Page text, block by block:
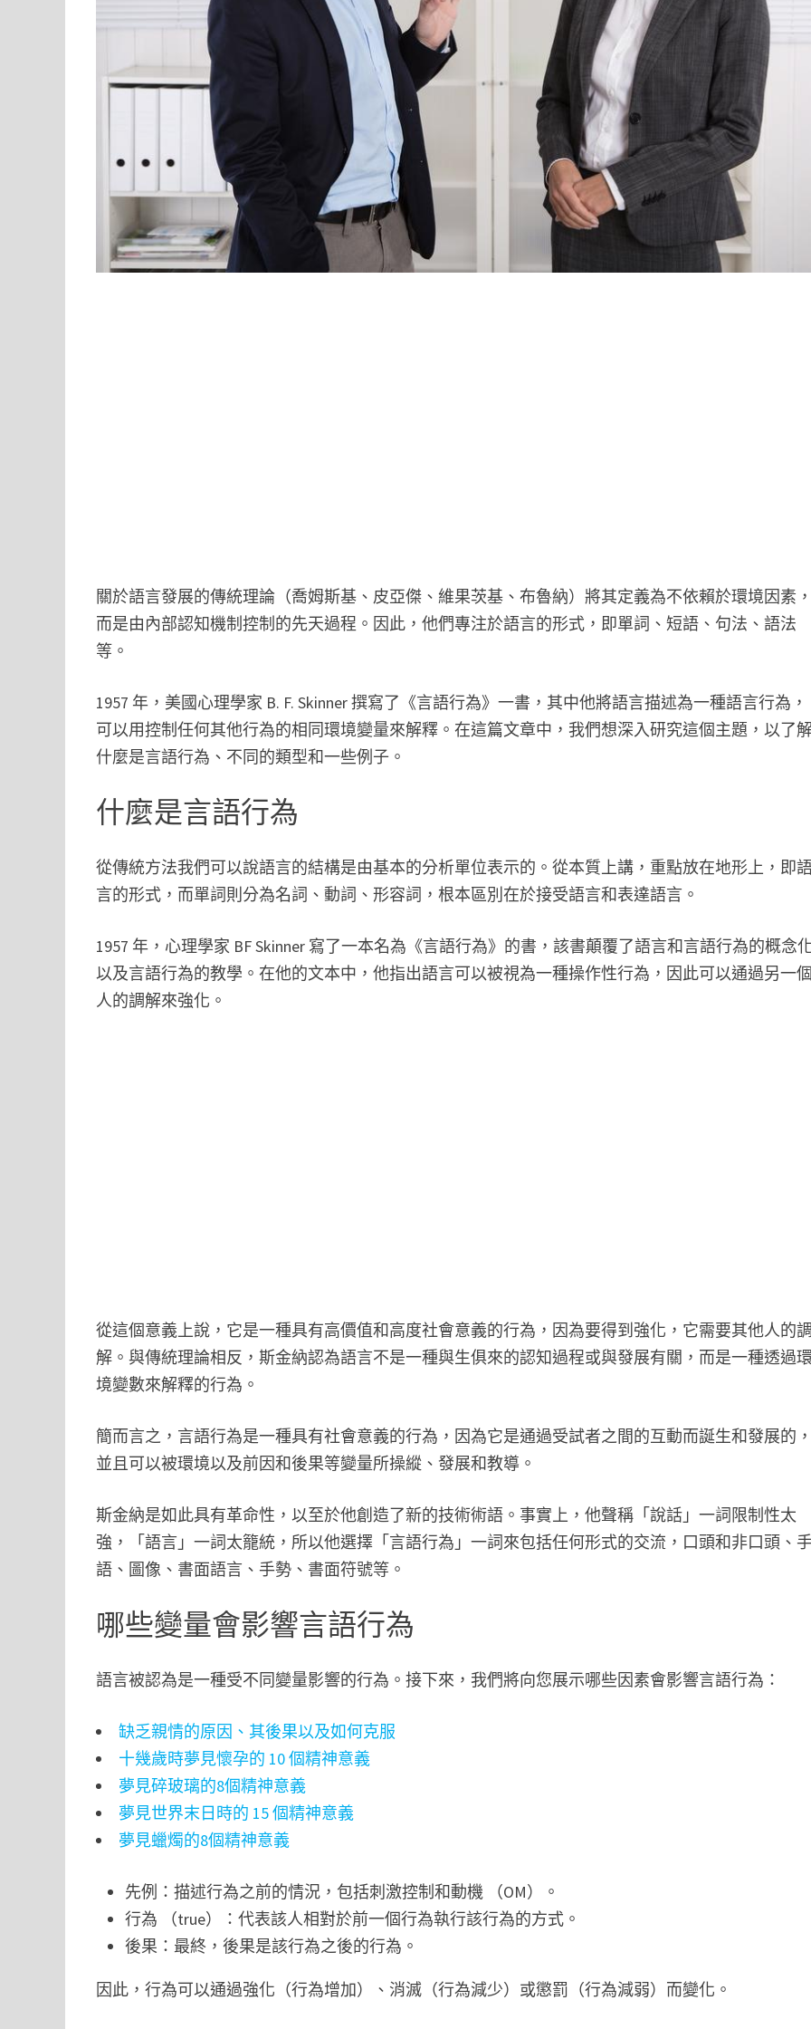
關於語言發展的傳統理論（喬姆斯基、皮亞傑、維果茨基、布魯納）將其定義為不依賴於環境因素，
而是由內部認知機制控制的先天過程。因此，他們專注於語言的形式，即單詞、短語、句法、語法
等。
1957 年，美國心理學家 B. F. Skinner 撰寫了《言語行為》一書，其中他將語言描述為一種語言行為，
可以用控制任何其他行為的相同環境變量來解釋。在這篇文章中，我們想深入研究這個主題，以了
什麼是言語行為、不同的類型和一些例子。
什麼是言語行為
從傳統方法我們可以說語言的結構是由基本的分析單位表示的。從本質上講，重點放在地形上，即
言的形式，而單詞則分為名詞、動詞、形容詞，根本區別在於接受語言和表達語言。
1957 年，心理學家 BF Skinner 寫了一本名為《言語行為》的書，該書顛覆了語言和言語行為的概念
以及言語行為的教學。在他的文本中，他指出語言可以被視為一種操作性行為，因此可以通過另一個
人的調解來強化。
從這個意義上說，它是一種具有高價值和高度社會意義的行為，因為要得到強化，它需要其他人的調
解。與傳統理論相反，斯金納認為語言不是一種與生俱來的認知過程或與發展有關，而是一種透過環
境變數來解釋的行為。
簡而言之，言語行為是一種具有社會意義的行為，因為它是通過受試者之間的互動而誕生和發展的，
並且可以被環境以及前因和後果等變量所操縱、發展和教導。
斯金納是如此具有革命性，以至於他創造了新的技術術語。事實上，他聲稱「說話」一詞限制性太
強，「語言」一詞太籠統，所以他選擇「言語行為」一詞來包括任何形式的交流，口頭和非口頭、
語、圖像、書面語言、手勢、書面符號等。
哪些變量會影響言語行為
語言被認為是一種受不同變量影響的行為。接下來，我們將向您展示哪些因素會影響言語行為：
缺乏親情的原因、其後果以及如何克服
十幾歲時夢見懷孕的 10 個精神意義
夢見碎玻璃的8個精神意義
夢見世界末日時的 15 個精神意義
夢見蠟燭的8個精神意義
先例：描述行為之前的情況，包括刺激控制和動機 （OM）。
行為 （true）：代表該人相對於前一個行為執行該行為的方式。
後果：最終，後果是該行為之後的行為。
因此，行為可以通過強化（行為增加）、消滅（行為減少）或懲罰（行為減弱）而變化。